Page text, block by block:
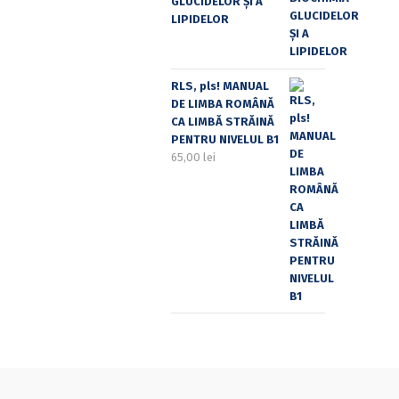
LIPIDELOR
RLS, pls! MANUAL
DE LIMBA ROMÂNĂ
CA LIMBĂ STRĂINĂ
PENTRU NIVELUL B1
65,00 lei